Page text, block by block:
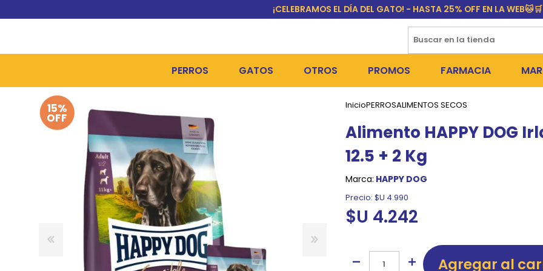
¡CELEBRAMOS EL DÍA DEL GATO! - HASTA 25% OFF EN LA WEB🐱🛒
PERROS
ALIMENTOS HÚMEDOS Y SNACKS
HIGIENE, PELUQUERÍA Y COSMÉTICA
CAMAS Y CASETAS
BOLSOS Y TRANSPORTADORAS
BOLSAS PARA MATERIA
COLLARES, ARNESES Y CORREAS
GATOS
ALIMENTOS HÚMEDOS Y SNACKS
COMEDEROS Y BEBEDEROS
JUGUETES Y RASCADORES
COLLARES Y ACCESORIOS
OTROS PROMOS
PERROS
GATOS
FARMACIA
PULGUICIDAS Y
15%
OFF
InicioPERROSALIMENTOS SECOS
Alimento HAPPY DOG
12.5 + 2 Kg
Marca: HAPPY DOG
Precio: $U 4.990
$U 4.242
Agregar al